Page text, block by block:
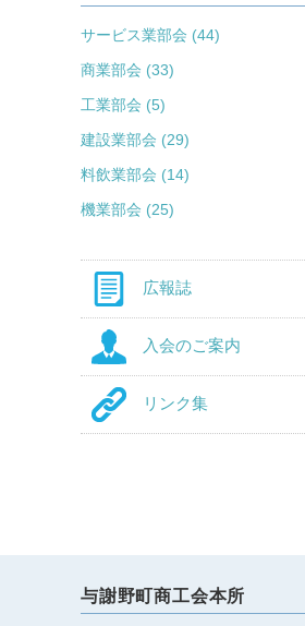
サービス業部会 (44)
商業部会 (33)
工業部会 (5)
建設業部会 (29)
料飲業部会 (14)
機業部会 (25)
広報誌
入会のご案内
リンク集
与謝野町商工会本所